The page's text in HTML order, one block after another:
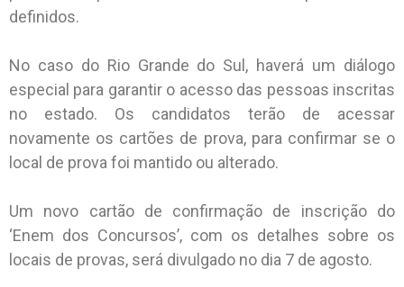
definidos.
No caso do Rio Grande do Sul, haverá um diálogo
especial para garantir o acesso das pessoas inscritas
no estado. Os candidatos terão de acessar
novamente os cartões de prova, para confirmar se o
local de prova foi mantido ou alterado.
Um novo cartão de confirmação de inscrição do
‘Enem dos Concursos’, com os detalhes sobre os
locais de provas, será divulgado no dia 7 de agosto.